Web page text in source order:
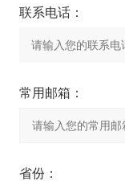
联系电话：
常用邮箱：
省份：